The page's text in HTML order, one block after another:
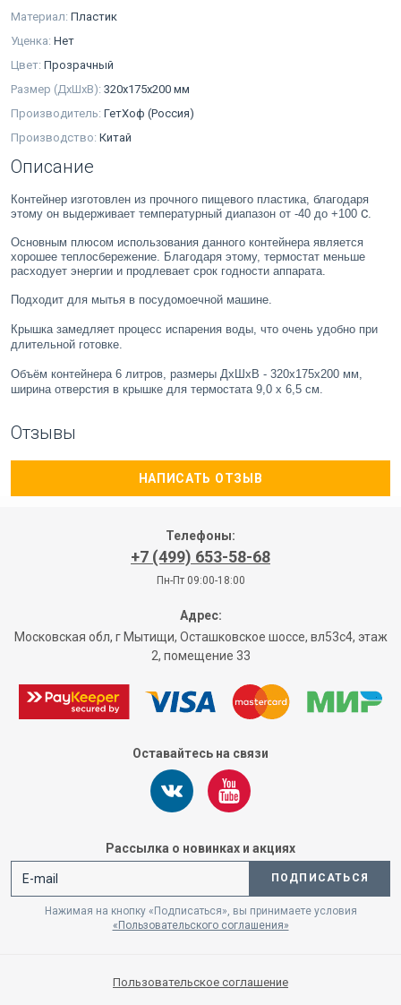
Материал: Пластик
Уценка: Нет
Цвет: Прозрачный
Размер (ДхШхВ): 320x175x200 мм
Производитель: ГетХоф (Россия)
Производство: Китай
Описание
Контейнер изготовлен из прочного пищевого пластика, благодаря
этому он выдерживает температурный диапазон от -40 до +100 С
Основным плюсом использования данного контейнера является
хорошее теплосбережение. Благодаря этому, термостат меньше
расходует энергии и продлевает срок годности аппарата.
Подходит для мытья в посудомоечной машине.
Крышка замедляет процесс испарения воды, что очень удобно при
длительной готовке.
Объём контейнера 6 литров, размеры ДхШхВ - 320x175x200 мм,
ширина отверстия в крышке для термостата 9,0 х 6,5 см.
Отзывы
НАПИСАТЬ ОТЗЫВ
Телефоны:
+7 (499) 653-58-68
Пн-Пт 09:00-18:00
Адрес:
Московская обл, г Мытищи, Осташковское шоссе, вл53с4, этаж
2, помещение 33
Оставайтесь на связи
Рассылка о новинках и акциях
ПОДПИСАТЬСЯ
Нажимая на кнопку «Подписаться», вы принимаете условия
«Пользовательского соглашения»
Пользовательское соглашение